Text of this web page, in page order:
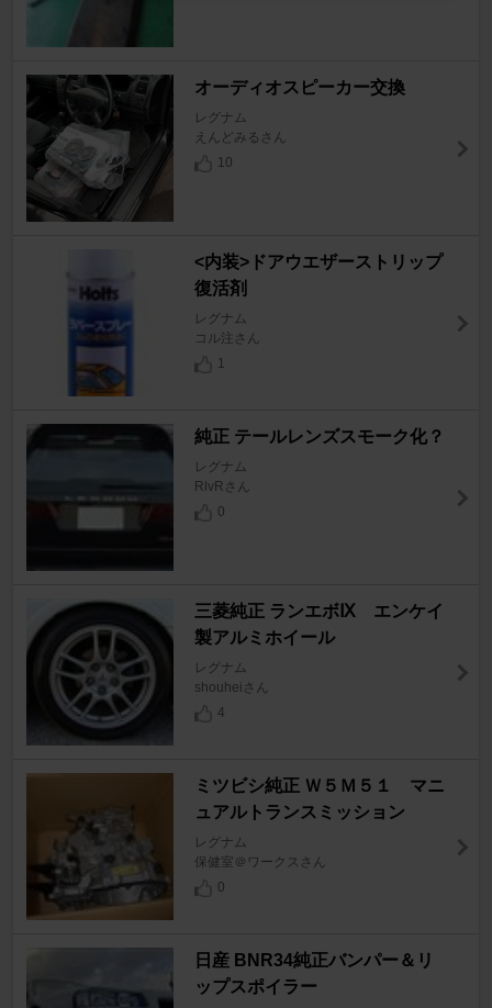
オーディオスピーカー交換
レグナム
えんどみるさん
10
<内装>ドアウエザーストリップ
復活剤
レグナム
コル注さん
1
純正 テールレンズスモーク化？
レグナム
RlvRさん
0
三菱純正 ランエボⅨ エンケイ
製アルミホイール
レグナム
shouheiさん
4
ミツビシ純正 Ｗ５Ｍ５１ マニ
ュアルトランスミッション
レグナム
保健室＠ワークスさん
0
日産 BNR34純正バンパー＆リ
ップスポイラー